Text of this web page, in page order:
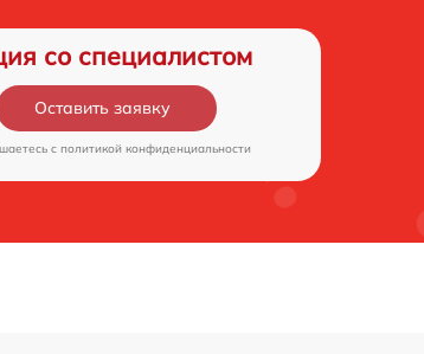
со специалистом
Оставить заявку
c политикой конфиденциальности